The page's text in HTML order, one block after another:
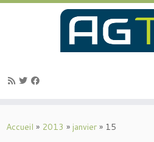
auAccueil » 2013 » janvier » 15